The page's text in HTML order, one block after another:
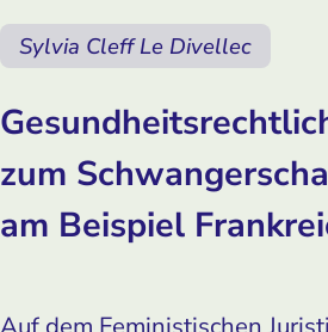
Sylvia Cleff Le Divellec
zum
am Beispiel